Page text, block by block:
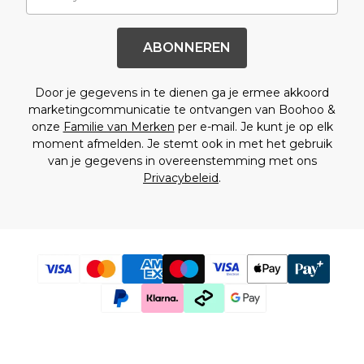
Sportschoenen
Herenaccessoires
Alle Accessoires
Zonnebrillen
Mutsen & Petten
Sieraden & Horloges
Ondergoed
boohooMAN
ABONNEREN
Door je gegevens in te dienen ga je ermee akkoord
marketingcommunicatie te ontvangen van Boohoo &
onze Familie van Merken per e-mail. Je kunt je op elk
moment afmelden. Je stemt ook in met het gebruik
van je gegevens in overeenstemming met ons
Privacybeleid.